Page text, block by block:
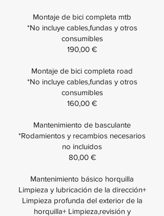
Montaje de bici completa mtb
*No incluye cables,fundas y otros
consumibles
190,00 €
Montaje de bici completa road
*No incluye cables,fundas y otros
consumibles
160,00 €
Mantenimiento de basculante
*Rodamientos y recambios necesarios
no incluidos
80,00 €
Mantenimiento básico horquilla
Limpieza y lubricación de la dirección+
Limpieza profunda del exterior de la
horquilla+ Limpieza,revisión y